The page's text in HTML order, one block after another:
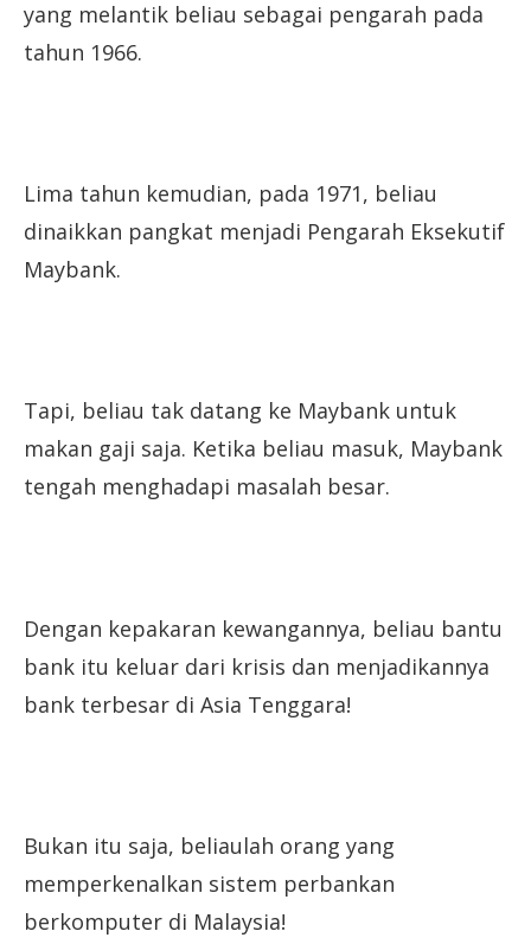
yang melantik beliau sebagai pengarah pada
tahun 1966.
Lima tahun kemudian, pada 1971, beliau
dinaikkan pangkat menjadi Pengarah Eksekutif
Maybank.
Tapi, beliau tak datang ke Maybank untuk
makan gaji saja. Ketika beliau masuk, Maybank
tengah menghadapi masalah besar.
Dengan kepakaran kewangannya, beliau bantu
bank itu keluar dari krisis dan menjadikannya
bank terbesar di Asia Tenggara!
Bukan itu saja, beliaulah orang yang
memperkenalkan sistem perbankan
berkomputer di Malaysia!